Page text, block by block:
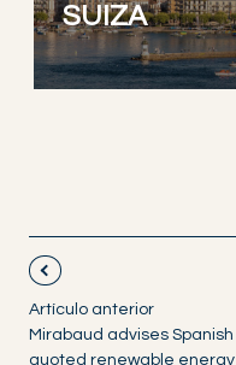
SUIZA
Artículo anterior
Mirabaud advises Spanish
quoted renewable energy